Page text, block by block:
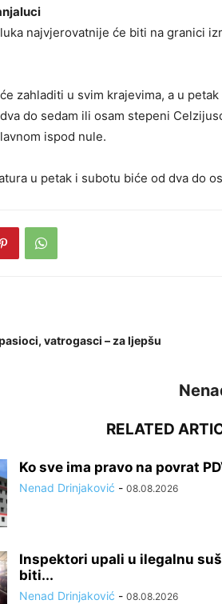
najvjerovatnije će biti na granici
zahladiti u svim krajevima, a u
do sedam ili osam stepeni
ispod nule.
u petak i subotu biće od dva do
vatrogasci – za ljepšu
RELATED
Ko sve ima pravo na povrat
Nenad Drinjaković - 08.08.2026
Inspektori upali u ilegalnu
biti...
Nenad Drinjaković - 08.08.2026